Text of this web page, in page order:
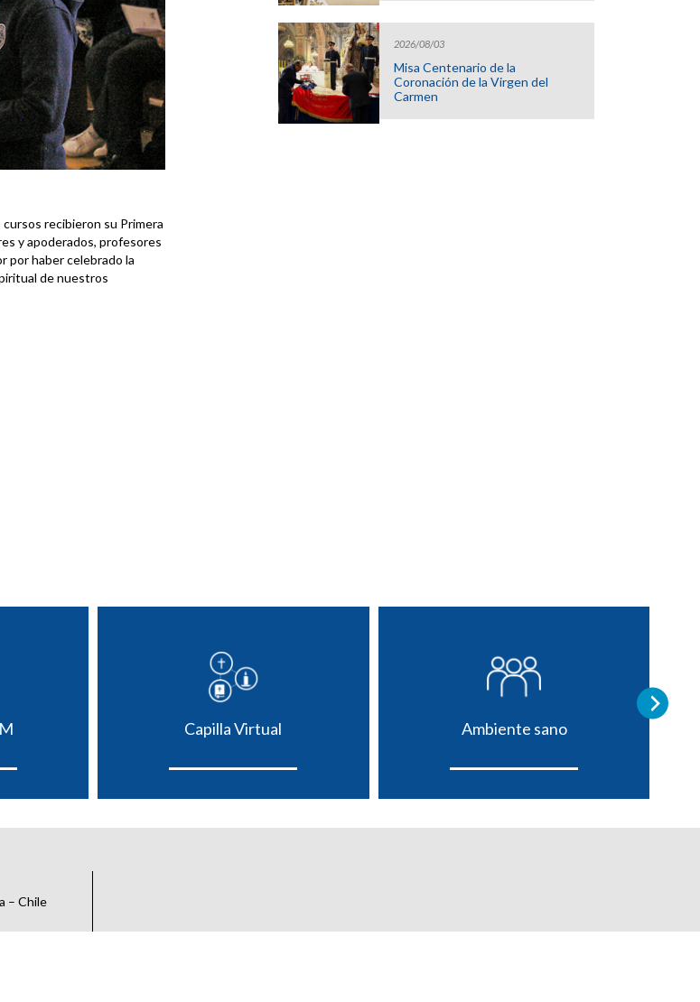
cursos recibieron su Primera
y apoderados, profesores
por haber celebrado la
de nuestros
2026/08/03
Misa Centenario de la
Coronación de la Virgen del
Carmen
Capilla Virtual Ambiente sano
– Chile